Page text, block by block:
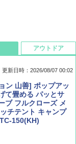
２６年 ９月号 [雑
Ｎ)
マイ タイ北部の魅
の歩き方D アジア
更新日時：2026/08/07 00:02
ン 山善] ポップアッ
て畳める パッとサ
ブ フルクローズ メ
チテント キャンプ
150(KH)
アウトドア